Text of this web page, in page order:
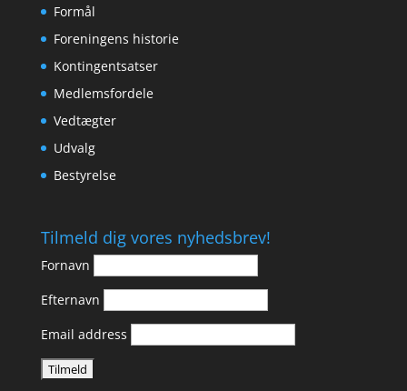
Formål
Foreningens historie
Kontingentsatser
Medlemsfordele
Vedtægter
Udvalg
Bestyrelse
Tilmeld dig vores nyhedsbrev!
Fornavn
Efternavn
Email address